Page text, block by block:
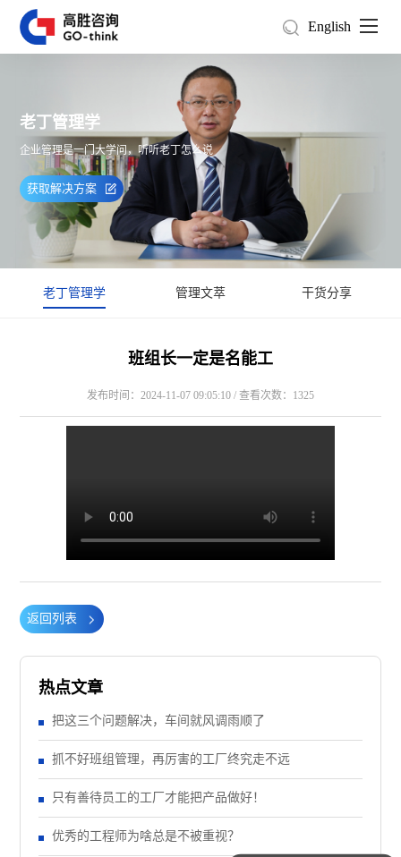
English
老丁管理学
企业管理是一门大学问，听听老丁怎么说
获取解决方案
老丁管理学 管理文萃 干货分享
班组长一定是名能工
发布时间：2024-11-07 09:05:10 / 查看次数：1325
返回列表
热点文章
把这三个问题解决，车间就风调雨顺了
抓不好班组管理，再厉害的工厂终究走不远
只有善待员工的工厂才能把产品做好！
优秀的工程师为啥总是不被重视？